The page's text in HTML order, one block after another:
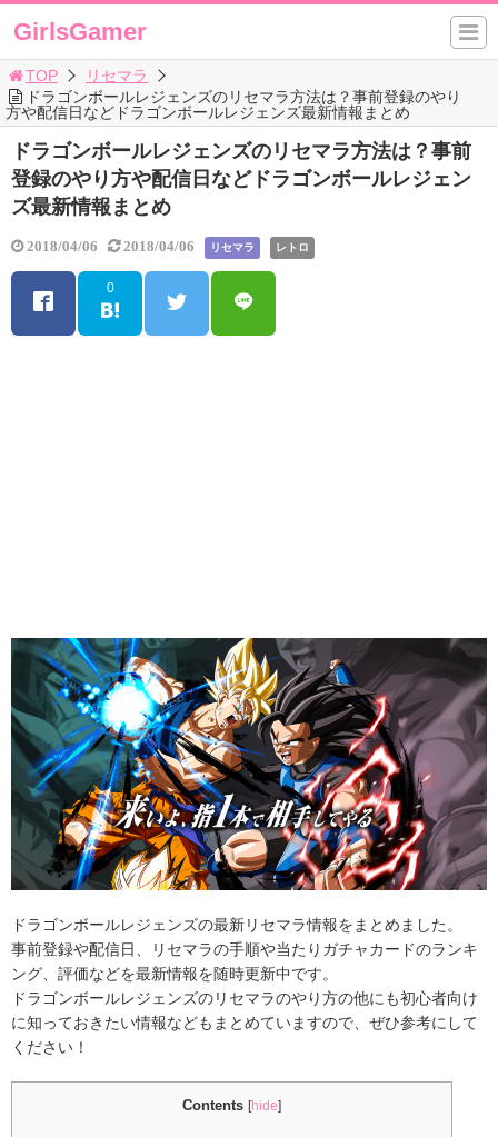
GirlsGamer
TOP
リセマラ
ドラゴンボールレジェンズのリセマラ方法は？事前登録のやり
方や配信日などドラゴンボールレジェンズ最新情報まとめ
ドラゴンボールレジェンズのリセマラ方法は？事前
登録のやり方や配信日などドラゴンボールレジェン
ズ最新情報まとめ
2018/04/06 2018/04/06 リセマラ レトロ
0
ドラゴンボールレジェンズの最新リセマラ情報をまとめました。
事前登録や配信日、リセマラの手順や当たりガチャカードのランキ
ング、評価などを最新情報を随時更新中です。
ドラゴンボールレジェンズのリセマラのやり方の他にも初心者向け
に知っておきたい情報などもまとめていますので、ぜひ参考にして
ください！
Contents [hide]